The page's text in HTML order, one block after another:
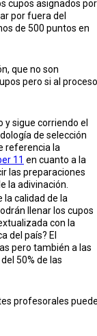
cupos asignados por
por fuera del
de 500 puntos en
que no son
pero si al proceso
y sigue corriendo el
de selección
referencia la
11 en cuanto a la
las preparaciones
la adivinación.
la calidad de la
llenar los cupos
con la
del país? El
pero también a las
50% de las
profesorales